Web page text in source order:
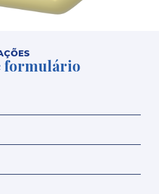
formulário